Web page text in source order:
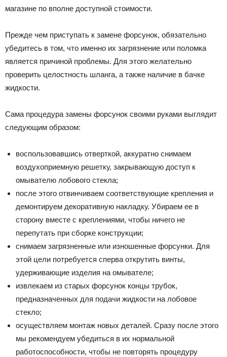
магазине по вполне доступной стоимости.
Прежде чем приступать к замене форсунок, обязательно
убедитесь в том, что именно их загрязнение или поломка
является причиной проблемы. Для этого желательно
проверить целостность шланга, а также наличие в бачке
жидкости.
Сама процедура замены форсунок своими руками выглядит
следующим образом:
воспользовавшись отверткой, аккуратно снимаем
воздухоприемную решетку, закрывающую доступ к
омывателю лобового стекла;
после этого отвинчиваем соответствующие крепления и
демонтируем декоративную накладку. Убираем ее в
сторону вместе с креплениями, чтобы ничего не
перепутать при сборке конструкции;
снимаем загрязненные или изношенные форсунки. Для
этой цели потребуется сперва открутить винты,
удерживающие изделия на омывателе;
извлекаем из старых форсунок концы трубок,
предназначенных для подачи жидкости на лобовое
стекло;
осуществляем монтаж новых деталей. Сразу после этого
мы рекомендуем убедиться в их нормальной
работоспособности, чтобы не повторять процедуру